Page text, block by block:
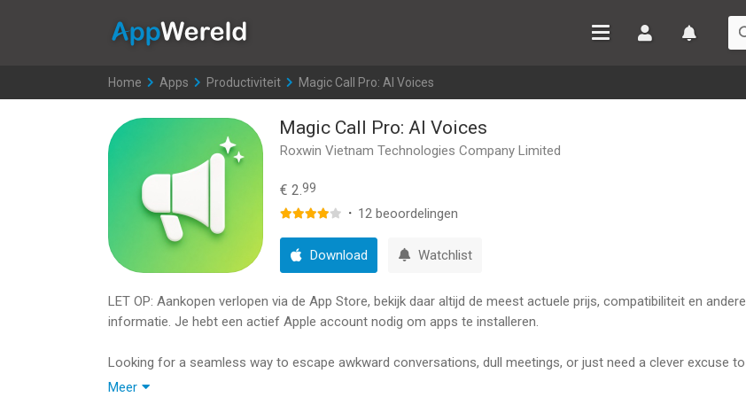
Home >
Apps >
Productiviteit >
Magic Call Pro: AI Voices
Magic Call Pro: AI Voices
Roxwin Vietnam Technologies Company Limited
€ 2.99
· 12 beoordelingen
Download Watchlist
LET OP: Aankopen verlopen via de App Store, bekijk daar altijd de meest actuele prijs, compatibiliteit en andere
informatie. Je hebt een actief Apple account nodig om apps te installeren.
Looking for a seamless way to escape awkward conversations, dull meetings, or just need a clever excuse to
take a break? Or maybe you simply want a friendly voice to talk to? Say hello to MagicCall AI — your smart,
Meer